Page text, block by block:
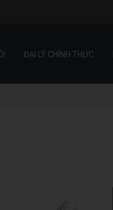
ĐẠI LÝ CHÍNH THỨC